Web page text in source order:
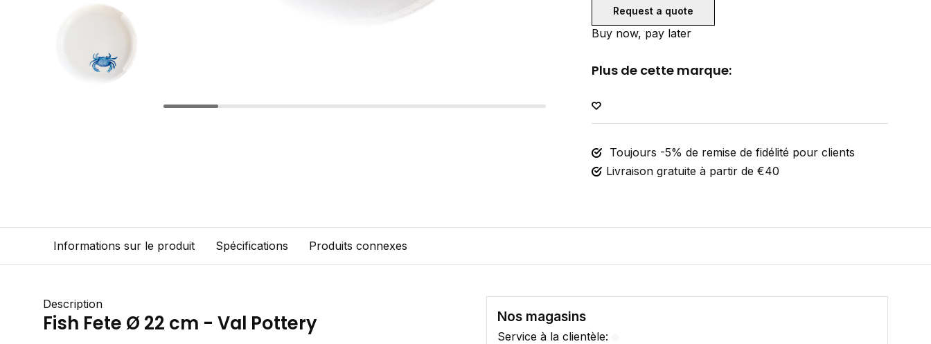
Request a quote
Buy now, pay later
Plus de cette marque:
Toujours -5% de remise de fidélité pour clients
Livraison gratuite à partir de €40
Informations sur le produit Spécifications Produits connexes
Description
Fish Fete Ø 22 cm - Val Pottery Nos magasins
Service à la clientèle: